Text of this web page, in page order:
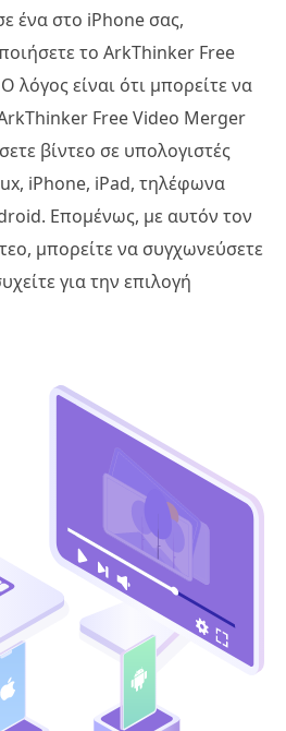
ένα στο iPhone σας,
το ArkThinker Free
είναι ότι μπορείτε να
Free Video Merger
βίντεο σε υπολογιστές
iPhone, iPad, τηλέφωνα
Επομένως, με αυτόν τον
μπορείτε να συγχωνεύσετε
για την επιλογή